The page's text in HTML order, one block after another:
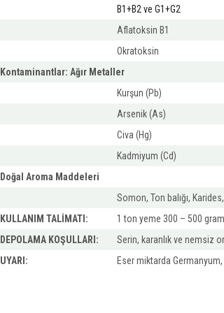
B1+B2 ve G1+G2
Aflatoksin B1
Okratoksin
Kontaminantlar: Ağır Metaller
Kurşun (Pb)
Arsenik (As)
Civa (Hg)
Kadmiyum (Cd)
Doğal Aroma Maddeleri
Somon, Ton balığı,
KULLANIM TALİMATI:
1 ton yeme 300 – 500
DEPOLAMA KOŞULLARI:
Serin, karanlık ve nemsiz
UYARI:
Eser miktarda